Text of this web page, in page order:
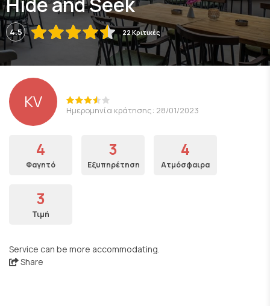
4.5 22 Κριτικές
KV Ημερομηνία κράτησης: 28/01/2023
4
Φαγητό
3
Εξυπηρέτηση
4
Ατμόσφαιρα
3
Τιμή
Service can be more accommodating.
Share